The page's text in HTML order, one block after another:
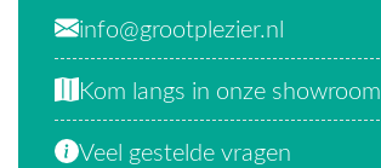
info@grootplezier.nl
Kom langs in onze showroom
Veel gestelde vragen